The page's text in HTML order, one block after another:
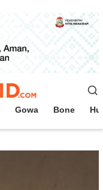
Gowa Bone